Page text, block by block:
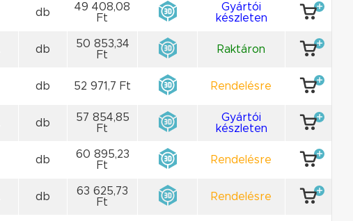
db
49 408,08
Ft
Gyártói
készleten
db
50 853,34
Ft
Raktáron
db 52 971,7 Ft Rendelésre
db
57 854,85
Ft
Gyártói
készleten
db
60 895,23
Ft
Rendelésre
db
63 625,73
Ft
Rendelésre